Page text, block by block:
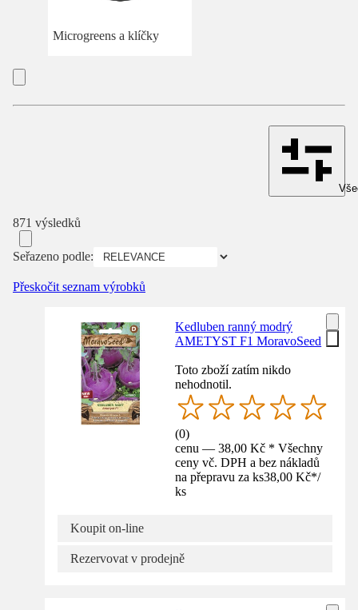
Microgreens a klíčky
871 výsledků
Seřazeno podle:
Přeskočit seznam výrobků
Kedluben ranný modrý
AMETYST F1 MoravoSeed
Toto zboží zatím nikdo
nehodnotil.
(0)
cenu — 38,00 Kč * Všechny
ceny vč. DPH a bez nákladů
na přepravu za ks38,00 Kč*/
ks
Koupit on-line
Rezervovat v prodejně